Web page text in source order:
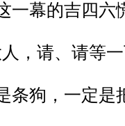
一幕的吉四六
，请、请等
条狗，一定是